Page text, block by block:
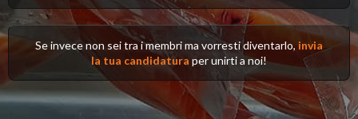
Se invece non sei tra i membri ma vorresti diventarlo, invia
la tua candidatura per unirti a noi!